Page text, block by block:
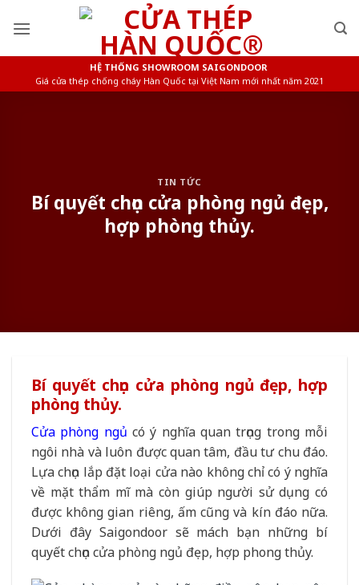
HỆ THỐNG SHOWROOM SAIGONDOOR
Giá cửa thép chống cháy Hàn Quốc tại Việt Nam mới nhất năm 2021
TIN TỨC
Bí quyết chọn cửa phòng ngủ đẹp,
hợp phòng thủy.
Bí quyết chọn cửa phòng ngủ đẹp, hợp
phòng thủy.
Cửa phòng ngủ có ý nghĩa quan trọng trong mỗi
ngôi nhà và luôn được quan tâm, đầu tư chu đáo.
Lựa chọn lắp đặt loại cửa nào không chỉ có ý nghĩa
về mặt thẩm mĩ mà còn giúp người sử dụng có
được không gian riêng, ấm cũng và kín đáo nữa.
Dưới đây Saigondoor sẽ mách bạn những bí
quyết chọn cửa phòng ngủ đẹp, hợp phong thủy.